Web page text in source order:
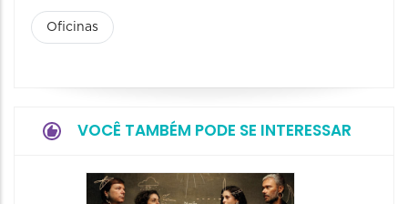
Oficinas
VOCÊ TAMBÉM PODE SE INTERESSAR